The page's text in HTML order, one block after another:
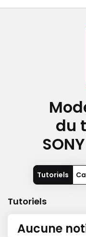
du
Tutoriels
Tutoriels
Aucune